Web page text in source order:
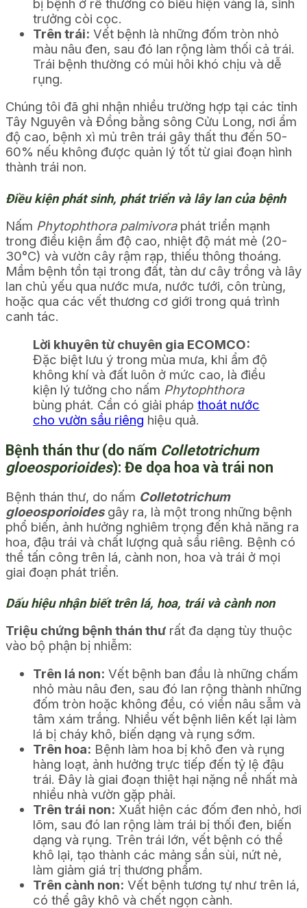
bị bệnh ở rễ thường có biểu hiện vàng lá, sinh
trưởng còi cọc.
Trên trái: Vết bệnh là những đốm tròn nhỏ
màu nâu đen, sau đó lan rộng làm thối cả trái.
Trái bệnh thường có mùi hôi khó chịu và dễ
rụng.
Chúng tôi đã ghi nhận nhiều trường hợp tại các tỉnh
Tây Nguyên và Đồng bằng sông Cửu Long, nơi ẩm
độ cao, bệnh xì mủ trên trái gây thất thu đến 50-
60% nếu không được quản lý tốt từ giai đoạn hình
thành trái non.
Điều kiện phát sinh, phát triển và lây lan của bệnh
Nấm Phytophthora palmivoraphát triển mạnh
trong điều kiện ẩm độ cao, nhiệt độ mát mẻ (20-
30°C) và vườn cây rậm rạp, thiếu thông thoáng.
Mầm bệnh tồn tại trong đất, tàn dư cây trồng và lây
lan chủ yếu qua nước mưa, nước tưới, côn trùng,
hoặc qua các vết thương cơ giới trong quá trình
canh tác.
Lời khuyên từ chuyên gia ECOMCO:
Đặc biệt lưu ý trong mùa mưa, khi ẩm độ
không khí và đất luôn ở mức cao, là điều
kiện lý tưởng cho nấm Phytophthora
bùng phát. Cần có giải pháp thoát nước
cho vườn sầu riêng hiệu quả.
Bệnh thán thư (do nấm Colletotrichum
gloeosporioides): Đe dọa hoa và trái non
Bệnh thán thư, do nấm Colletotrichum
gloeosporioidesgây ra, là một trong những bệnh
phổ biến, ảnh hưởng nghiêm trọng đến khả năng ra
hoa, đậu trái và chất lượng quả sầu riêng. Bệnh có
thể tấn công trên lá, cành non, hoa và trái ở mọi
giai đoạn phát triển.
Dấu hiệu nhận biết trên lá, hoa, trái và cành non
Triệu chứng bệnh thán thư rất đa dạng tùy thuộc
vào bộ phận bị nhiễm:
Trên lá non: Vết bệnh ban đầu là những chấm
nhỏ màu nâu đen, sau đó lan rộng thành những
đốm tròn hoặc không đều, có viền nâu sẫm và
tâm xám trắng. Nhiều vết bệnh liên kết lại làm
lá bị cháy khô, biến dạng và rụng sớm.
Trên hoa: Bệnh làm hoa bị khô đen và rụng
hàng loạt, ảnh hưởng trực tiếp đến tỷ lệ đậu
trái. Đây là giai đoạn thiệt hại nặng nề nhất mà
nhiều nhà vườn gặp phải.
Trên trái non: Xuất hiện các đốm đen nhỏ, hơi
lõm, sau đó lan rộng làm trái bị thối đen, biến
dạng và rụng. Trên trái lớn, vết bệnh có thể
khô lại, tạo thành các mảng sần sùi, nứt nẻ,
làm giảm giá trị thương phẩm.
Trên cành non: Vết bệnh tương tự như trên lá,
có thể gây khô và chết ngọn cành.